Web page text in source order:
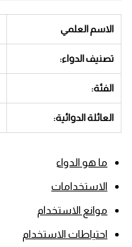
الاسم العلمي
تصنيف الدواء:
الفئة:
العائلة الدوائية:
ما هو الدواء
الاستخدامات
موانع الاستخدام
احتياطات الاستخدام